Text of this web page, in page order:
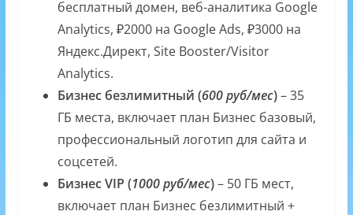
бесплатный домен, веб-аналитика Google
Analytics, ₽2000 на Google Ads, ₽3000 на
Яндекс.Директ, Site Booster/Visitor
Analytics.
Бизнес безлимитный (600 руб/мес)– 35
ГБ места, включает план Бизнес базовый,
профессиональный логотип для сайта и
соцсетей.
Бизнес VIP (1000 руб/мес)– 50 ГБ мест,
включает план Бизнес безлимитный +